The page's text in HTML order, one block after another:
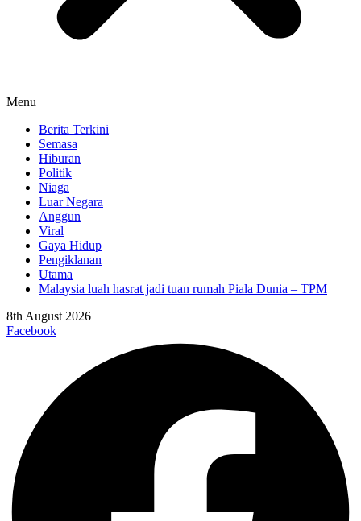
Menu
Berita Terkini
Semasa
Hiburan
Politik
Niaga
Luar Negara
Anggun
Viral
Gaya Hidup
Pengiklanan
Utama
Malaysia luah hasrat jadi tuan rumah Piala Dunia – TPM
8th August 2026
Facebook